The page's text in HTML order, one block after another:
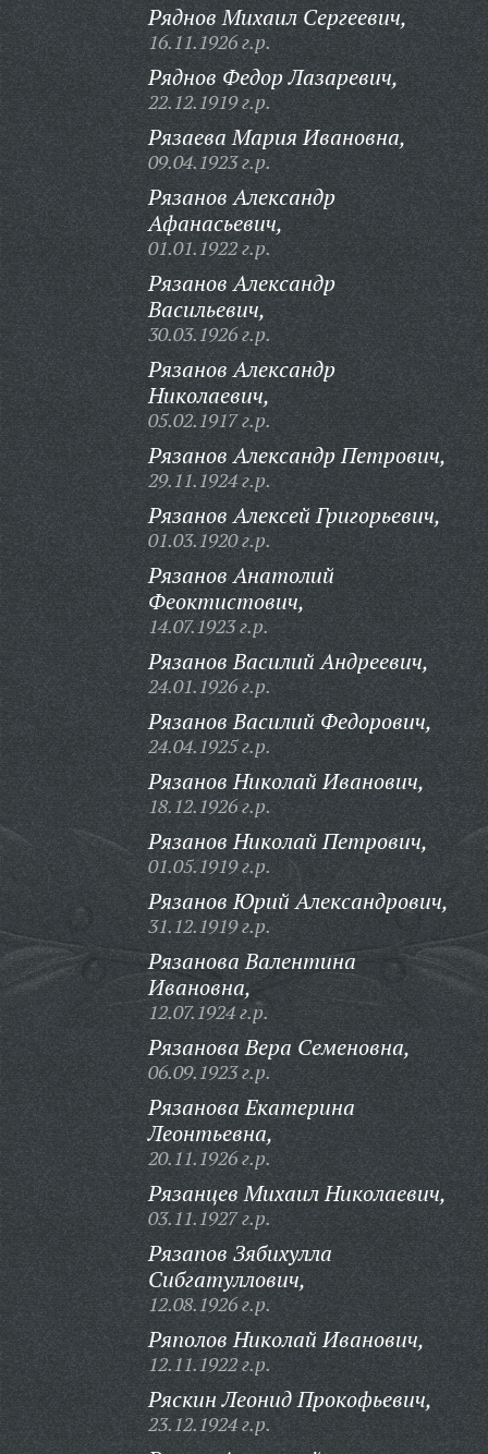
Ряднов Михаил Сергеевич,
16.11.1926 г.р.
Ряднов Федор Лазаревич,
22.12.1919 г.р.
Рязаева Мария Ивановна,
09.04.1923 г.р.
Рязанов Александр
Афанасьевич,
01.01.1922 г.р.
Рязанов Александр
Васильевич,
30.03.1926 г.р.
Рязанов Александр
Николаевич,
05.02.1917 г.р.
Рязанов Александр Петрович,
29.11.1924 г.р.
Рязанов Алексей Григорьевич,
01.03.1920 г.р.
Рязанов Анатолий
Феоктистович,
14.07.1923 г.р.
Рязанов Василий Андреевич,
24.01.1926 г.р.
Рязанов Василий Федорович,
24.04.1925 г.р.
Рязанов Николай Иванович,
18.12.1926 г.р.
Рязанов Николай Петрович,
01.05.1919 г.р.
Рязанов Юрий Александрович,
31.12.1919 г.р.
Рязанова Валентина
Ивановна,
12.07.1924 г.р.
Рязанова Вера Семеновна,
06.09.1923 г.р.
Рязанова Екатерина
Леонтьевна,
20.11.1926 г.р.
Рязанцев Михаил Николаевич,
03.11.1927 г.р.
Рязапов Зябихулла
Сибгатуллович,
12.08.1926 г.р.
Ряполов Николай Иванович,
12.11.1922 г.р.
Ряскин Леонид Прокофьевич,
23.12.1924 г.р.